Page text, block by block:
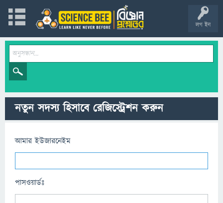
লগ ইন
নতুন সদস্য হিসাবে রেজিস্ট্রেশন করুন
আমার ইউজারনেইম
পাসওয়ার্ডঃ